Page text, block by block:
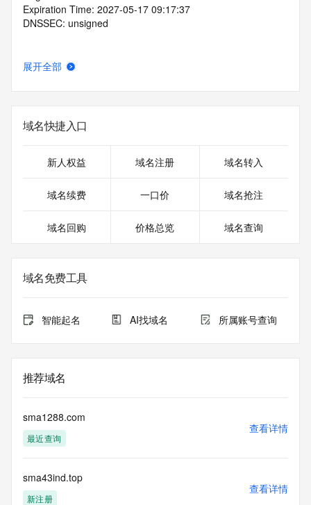
Expiration Time: 2027-05-17 09:17:37
DNSSEC: unsigned
展开全部
域名快捷入口
新人权益 域名注册 域名转入
域名续费 一口价 域名抢注
域名回购 价格总览 域名查询
域名免费工具
智能起名 AI找域名 所属账号查询
推荐域名
sma1288.com
最近查询
查看详情
sma43ind.top
新注册
查看详情